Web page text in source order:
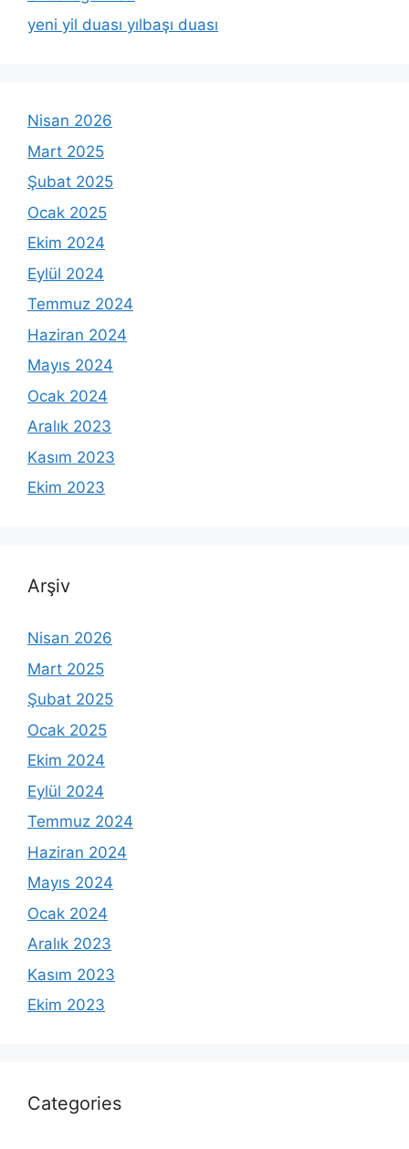
yeni yil duası yılbaşı duası
Nisan 2026
Mart 2025
Şubat 2025
Ocak 2025
Ekim 2024
Eylül 2024
Temmuz 2024
Haziran 2024
Mayıs 2024
Ocak 2024
Aralık 2023
Kasım 2023
Ekim 2023
Arşiv
Nisan 2026
Mart 2025
Şubat 2025
Ocak 2025
Ekim 2024
Eylül 2024
Temmuz 2024
Haziran 2024
Mayıs 2024
Ocak 2024
Aralık 2023
Kasım 2023
Ekim 2023
Categories